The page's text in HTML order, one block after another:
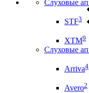
Слуховые
STF3
XTM9
Слуховые
Arriva4
Avero2